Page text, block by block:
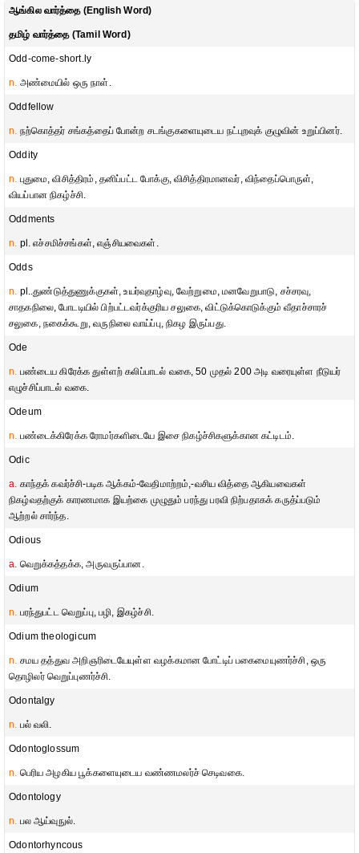
ஆங்கில வார்த்தை (English Word)
தமிழ் வார்த்தை (Tamil Word)
Odd-come-short.ly
n. அண்மையில் ஒரு நாள்.
Oddfellow
n. நற்கொத்தர் சங்கத்தைப் போன்ற சடங்குகளையுடைய நட்புறவுக் குழுவின் உறுப்பினர்.
Oddity
n. புதுமை, விசித்திரம், தனிப்பட்ட போக்கு, விசித்திரமானவர், விந்தைப்பொருள்,
வியப்பான நிகழ்ச்சி.
Oddments
n. pl. எச்சமிச்சங்கள், எஞ்சியவைகள்.
Odds
n. pl..துண்டுத்துணுக்குகள், உயர்வுதாழ்வு, வேற்றுமை, மனவேறுபாடு, சச்சரவு,
சாதகநிலை, போடடியில் பிற்பட்டவர்க்குரிய சலுகை, விட்டுக்கொடுக்கும் வீதாச்சாரச்
சலுகை, நகைக்கூறு, வருநிலை வாய்ப்பு, நிகழ இருப்பது.
Ode
n. பண்டைய கிரேக்க துள்ளற் கலிப்பாடல் வகை, 50 முதல் 200 அடி வரையுள்ள நீடுயர்
எழுச்சிப்பாடல் வகை.
Odeum
n. பண்டைக்கிரேக்க ரோமர்களிடையே இசை நிகழ்ச்சிகளுக்கான கட்டிடம்.
Odic
a. காந்தக் கவர்ச்சி-படிக ஆக்கம்-வேதிமாற்றம்,-வசிய வித்தை ஆகியவைகள்
நிகழ்வதற்குக் காரணமாக இயற்கை முழுதும் பரந்து பரவி நிற்பதாகக் கருத்ப்படும்
ஆற்றல் சார்ந்த.
Odious
a. வெறுக்கத்தக்க, அருவருப்பான.
Odium
n. பரந்துபட்ட வெறுப்பு, பழி, இகழ்ச்சி.
Odium theologicum
n. சமய தத்துவ அறிஞரிடையேயுள்ள வழக்கமான போட்டிப் பகைமையுணர்ச்சி, ஒரு
தொழிலர் வெறுப்புணர்ச்சி.
Odontalgy
n. பல் வலி.
Odontoglossum
n. பெரிய அழகிய பூக்களையுடைய வண்ணமலர்ச் செடிவகை.
Odontology
n. பல ஆய்வுநுல்.
Odontorhyncous